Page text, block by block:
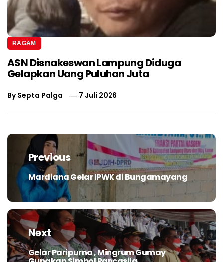
RAGAM
ASN Disnakeswan Lampung Diduga
Gelapkan Uang Puluhan Juta
BySepta Palga 7 Juli 2026
Navigasi
posPrevious
Previous
post:
Mardiana Gelar IPWK di Bungamayang
Next
Next
Gelar Paripurna , Mingrum Gumay